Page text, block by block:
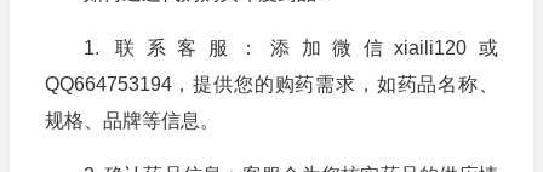
1. 联系客服：添加微信xiaili120或
QQ664753194，提供您的购药需求，如药品名称、
规格、品牌等信息。